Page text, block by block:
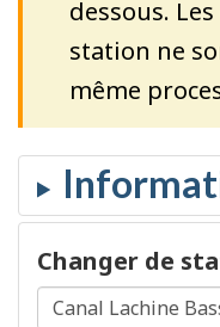
dessous.
station ne
même
Changer de